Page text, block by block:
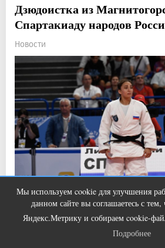
Дзюдоистка из
Спартакиаду народов
Новости
Мы используем cookie для улучшения
данном сайте вы соглашаетесь с
Яндекс.Метрику и собираем cookie-
Подробнее
Ролик длится
будете в шоке
Подробнее